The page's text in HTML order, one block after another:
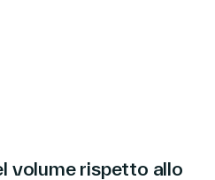
volume rispetto allo